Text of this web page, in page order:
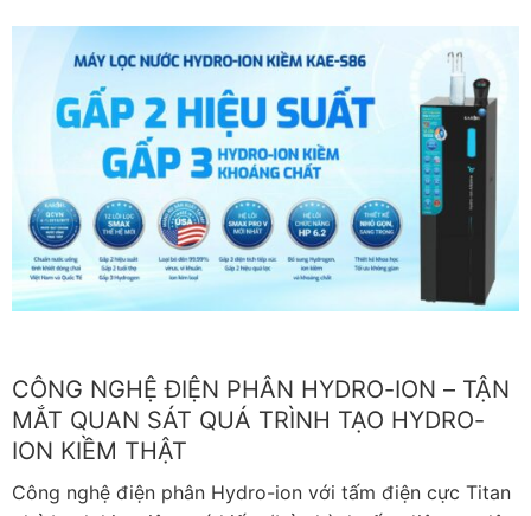
CÔNG NGHỆ ĐIỆN PHÂN HYDRO-ION – TẬN
MẮT QUAN SÁT QUÁ TRÌNH TẠO HYDRO-
ION KIỀM THẬT
Công nghệ điện phân Hydro-ion với tấm điện cực Titan